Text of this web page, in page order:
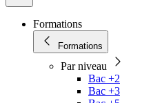
Formations
Formations
Par niveau
Bac +2
Bac +3